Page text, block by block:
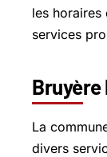
les horaires
services
Bruyère
La
divers